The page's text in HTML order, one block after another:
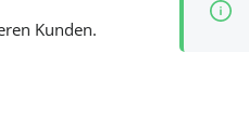
Kunden.